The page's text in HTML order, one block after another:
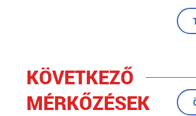
KÖVETKEZŐ
MÉRKŐZÉSEK